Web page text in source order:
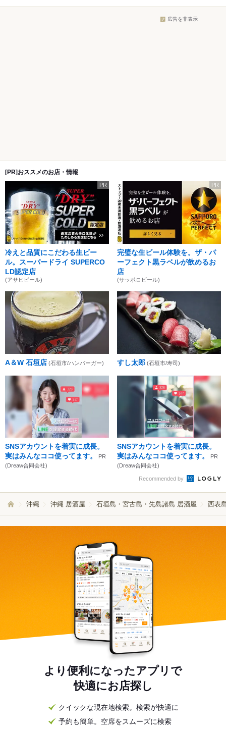
広告を非表示
[PR]おススメのお店・情報
PR
冷えと品質にこだわる生ビー
ル。スーパードライ SUPERCO
LD認定店
(アサヒビール)
PR
完璧な生ビール体験を。ザ・パ
ーフェクト黒ラベルが飲めるお
店
(サッポロビール)
A＆W 石垣店 (石垣市/ハンバーガー) すし太郎 (石垣市/寿司)
SNSアカウントを着実に成長。
実はみんなココ使ってます。
PR
(Dreaw合同会社)
SNSアカウントを着実に成長。
実はみんなココ使ってます。
PR
(Dreaw合同会社)
Recommended by
沖縄 沖縄 居酒屋 石垣島・宮古島・先島諸島 居酒屋 西表
より便利になったアプリで
快適にお店探し
クイックな現在地検索。検索が快適に
予約も簡単。空席をスムーズに検索